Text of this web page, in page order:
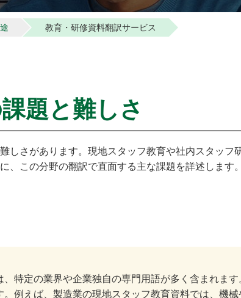
教育・研修資料翻訳サービス
題と難しさ
しさがあります。現地スタッフ教育や社内スタッフ
、この分野の翻訳で直面する主な課題を詳述します
特定の業界や企業独自の専門用語が多く含まれま
例えば、製造業の現地スタッフ教育資料では、機